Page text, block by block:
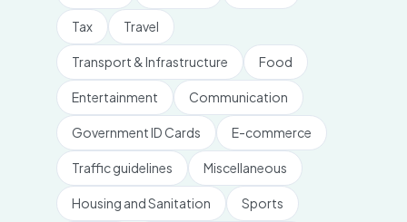
Tax Travel
Transport & Infrastructure Food
Entertainment Communication
Government ID Cards E-commerce
Traffic guidelines Miscellaneous
Housing and Sanitation Sports